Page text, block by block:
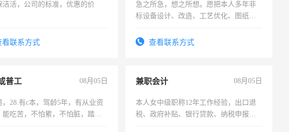
洁活，公司的标准，优惠的价
看联系方式
急之所急，想之所想。愿把本人多年非
标设备设计、改造、工艺优化、图纸制
结识有识之士，共享未来。
查看联系方式
普工 08月05日
，28.有c本，驾龄5年，有从业资
能吃苦，不怕累，不怕脏，踏
兼职会计 08月05日
本人女中级职称12年工作经验，出口退
税、政府补贴、银行贷款、纳税申报、